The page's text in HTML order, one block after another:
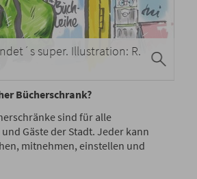
super. Illustration: R.
Bücherschrank?
sind für alle
Gäste der Stadt. Jeder kann
mitnehmen, einstellen und